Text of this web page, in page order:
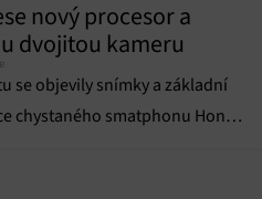
Funkce
Přiřazování
zařízení,
nový procesor a
dvojitou kameru
se objevily snímky a základní
chystaného smatphonu Honor